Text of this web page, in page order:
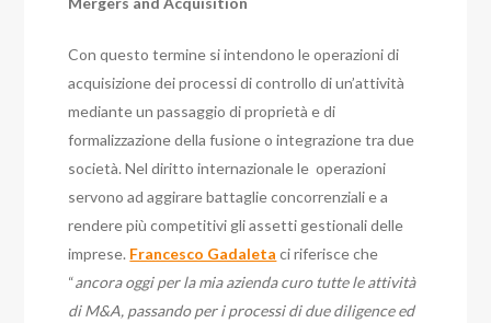
Con questo termine si intendono le operazioni di
acquisizione dei processi di controllo di un’attività
mediante un passaggio di proprietà e di
formalizzazione della fusione o integrazione tra due
società. Nel diritto internazionale le operazioni
servono ad aggirare battaglie concorrenziali e a
rendere più competitivi gli assetti gestionali delle
imprese. Francesco Gadaleta ci riferisce che
“ancora oggi per la mia azienda curo tutte le attività
di M&A, passando per i processi di due diligence ed